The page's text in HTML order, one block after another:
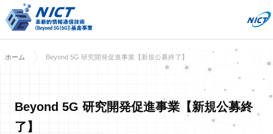
ホーム Beyond 5G 研究開発促進事業【新規公募終了】
Beyond 5G 研究開発促進事業【新規公募終
了】